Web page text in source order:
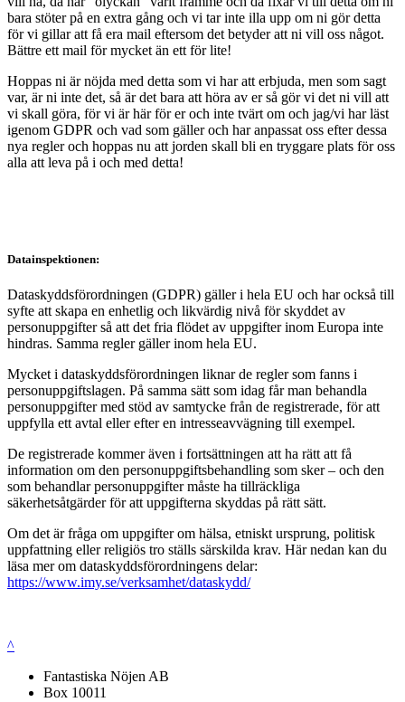
bara stöter på en extra gång och vi tar inte illa upp om ni gör detta
för vi gillar att få era mail eftersom det betyder att ni vill oss något.
Bättre ett mail för mycket än ett för lite!
Hoppas ni är nöjda med detta som vi har att erbjuda, men som sagt
var, är ni inte det, så är det bara att höra av er så gör vi det ni vill att
vi skall göra, för vi är här för er och inte tvärt om och jag/vi har läst
igenom GDPR och vad som gäller och har anpassat oss efter dessa
nya regler och hoppas nu att jorden skall bli en tryggare plats för oss
alla att leva på i och med detta!
Datainspektionen:
Dataskyddsförordningen (GDPR) gäller i hela EU och har också till
syfte att skapa en enhetlig och likvärdig nivå för skyddet av
personuppgifter så att det fria flödet av uppgifter inom Europa inte
hindras. Samma regler gäller inom hela EU.
Mycket i dataskyddsförordningen liknar de regler som fanns i
personuppgiftslagen. På samma sätt som idag får man behandla
personuppgifter med stöd av samtycke från de registrerade, för att
uppfylla ett avtal eller efter en intresseavvägning till exempel.
De registrerade kommer även i fortsättningen att ha rätt att få
information om den personuppgiftsbehandling som sker – och den
som behandlar personuppgifter måste ha tillräckliga
säkerhetsåtgärder för att uppgifterna skyddas på rätt sätt.
Om det är fråga om uppgifter om hälsa, etniskt ursprung, politisk
uppfattning eller religiös tro ställs särskilda krav. Här nedan kan du
läsa mer om dataskyddsförordningens delar:
https://www.imy.se/verksamhet/dataskydd/
^
Fantastiska Nöjen AB
Box 10011